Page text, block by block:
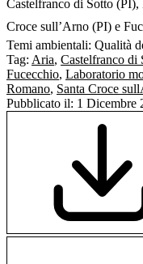
Castelfranco di Sotto
Croce sull’Arno (PI) e
Temi ambientali: Qualità
Tag: Aria, Castelfranco di
Fucecchio, Laboratorio
Romano, Santa Croce
Pubblicato il: 1 Dicembre